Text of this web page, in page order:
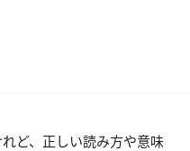
ど、正しい読み方や意味